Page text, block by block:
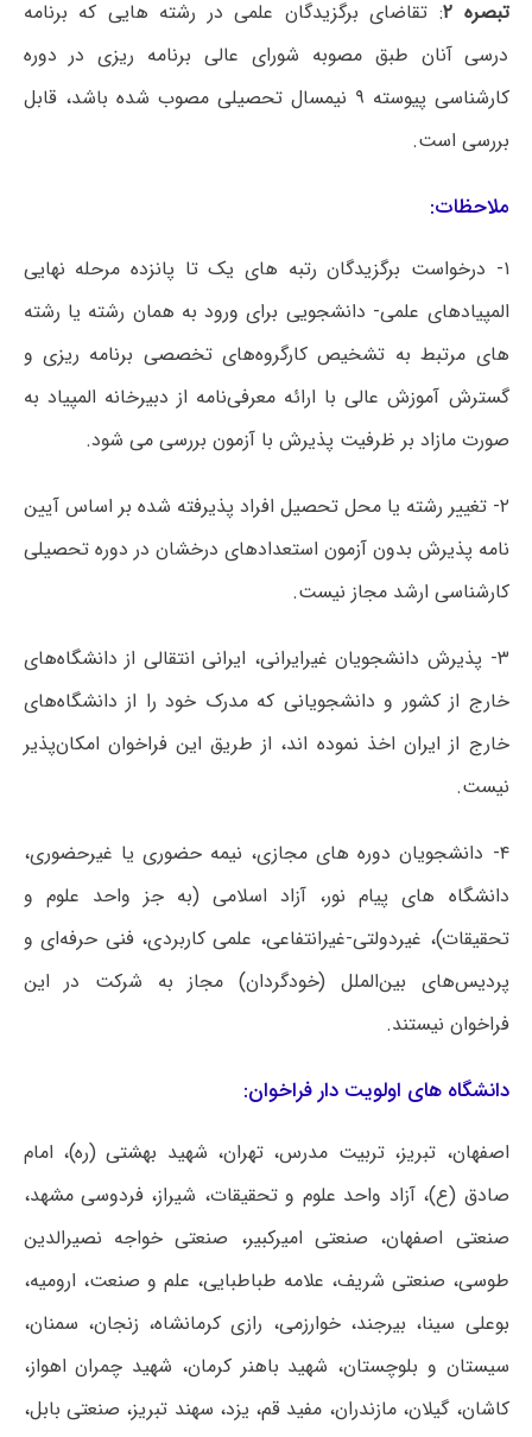
تبصره ۲ : تقاضای برگزیدگان علمی در رشته هایی که برنامه
درسی آنان طبق مصوبه شورای عالی برنامه ریزی در دوره
کارشناسی پیوسته ۹ نیمسال تحصیلی مصوب شده باشد، قابل
بررسی است.
ملاحظات:
۱- درخواست برگزیدگان رتبه های یک تا پانزده مرحله نهایی
المپیادهای علمی- دانشجویی برای ورود به همان رشته یا رشته
های مرتبط به تشخیص کارگروه‌های تخصصی برنامه ریزی و
گسترش آموزش عالی با ارائه معرفی‌نامه از دبیرخانه المپیاد به
صورت مازاد بر ظرفیت پذیرش با آزمون بررسی می شود.
۲- تغییر رشته یا محل تحصیل افراد پذیرفته شده بر اساس آیین
نامه پذیرش بدون آزمون استعدادهای درخشان در دوره تحصیلی
کارشناسی ارشد مجاز نیست.
۳- پذیرش دانشجویان غیرایرانی، ایرانی انتقالی از دانشگاه‌های
خارج از کشور و دانشجویانی که مدرک خود را از دانشگاه‌های
خارج از ایران اخذ نموده اند، از طریق این فراخوان امکان‌پذیر
نیست.
۴- دانشجویان دوره های مجازی، نیمه حضوری یا غیرحضوری،
دانشگاه های پیام نور، آزاد اسلامی (به جز واحد علوم و
تحقیقات)، غیردولتی-غیرانتفاعی، علمی کاربردی، فنی حرفه‌ای و
پردیس‌های بین‌الملل (خودگردان) مجاز به شرکت در این
فراخوان نیستند.
دانشگاه های اولویت دار فراخوان:
اصفهان، تبریز، تربیت مدرس، تهران، شهید بهشتی (ره)، امام
صادق (ع)، آزاد واحد علوم و تحقیقات، شیراز، فردوسی مشهد،
صنعتی اصفهان، صنعتی امیرکبیر، صنعتی خواجه نصیرالدین
طوسی، صنعتی شریف، علامه طباطبایی، علم و صنعت، ارومیه،
بوعلی سینا، بیرجند، خوارزمی، رازی کرمانشاه، زنجان، سمنان،
سیستان و بلوچستان، شهید باهنر کرمان، شهید چمران اهواز،
کاشان، گیلان، مازندران، مفید قم، یزد، سهند تبریز، صنعتی بابل،